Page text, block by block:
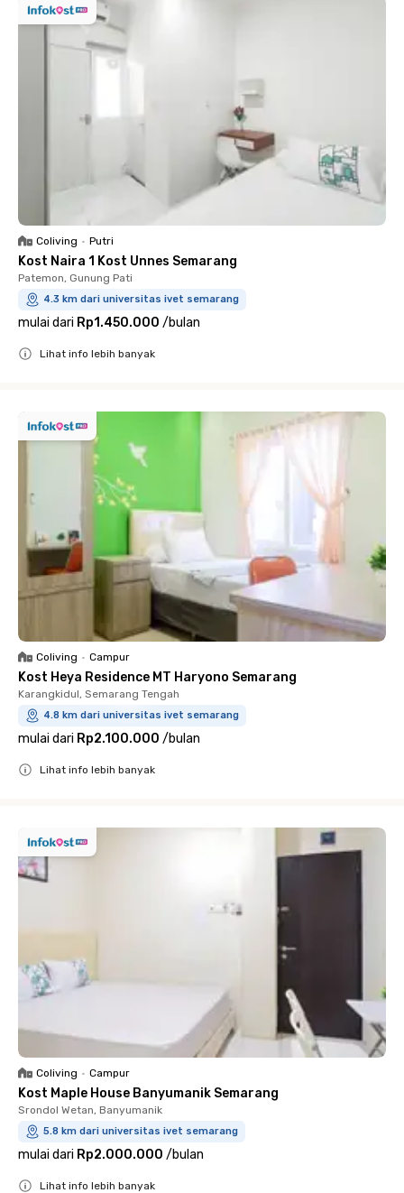
Coliving • Putri
Kost Naira 1 Kost Unnes Semarang
Patemon, Gunung Pati
4.3 km dari universitas ivet semarang
mulai dari Rp1.450.000 /bulan
Lihat info lebih banyak
Coliving • Campur
Kost Heya Residence MT Haryono Semarang
Karangkidul, Semarang Tengah
4.8 km dari universitas ivet semarang
mulai dari Rp2.100.000 /bulan
Lihat info lebih banyak
Coliving • Campur
Kost Maple House Banyumanik Semarang
Srondol Wetan, Banyumanik
5.8 km dari universitas ivet semarang
mulai dari Rp2.000.000 /bulan
Lihat info lebih banyak